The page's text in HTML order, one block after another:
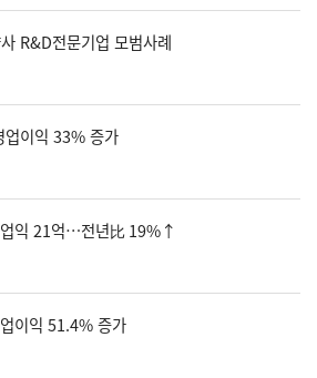
R&D전문기업 모범사례
업이익 33% 증가
업익 21억…전년比 19%↑
이익 51.4% 증가